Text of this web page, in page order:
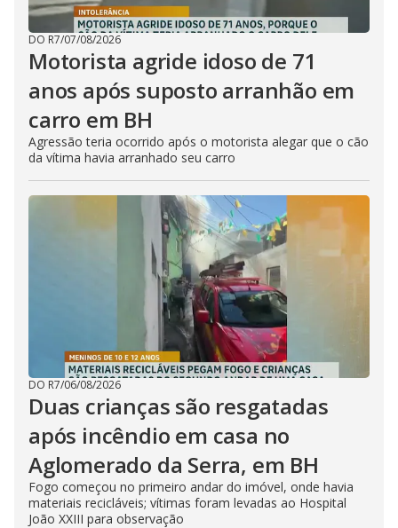
DO R7/07/08/2026
Motorista agride idoso de 71
anos após suposto arranhão em
carro em BH
Agressão teria ocorrido após o motorista alegar que o cão
da vítima havia arranhado seu carro
DO R7/06/08/2026
Duas crianças são resgatadas
após incêndio em casa no
Aglomerado da Serra, em BH
Fogo começou no primeiro andar do imóvel, onde havia
materiais recicláveis; vítimas foram levadas ao Hospital
João XXIII para observação